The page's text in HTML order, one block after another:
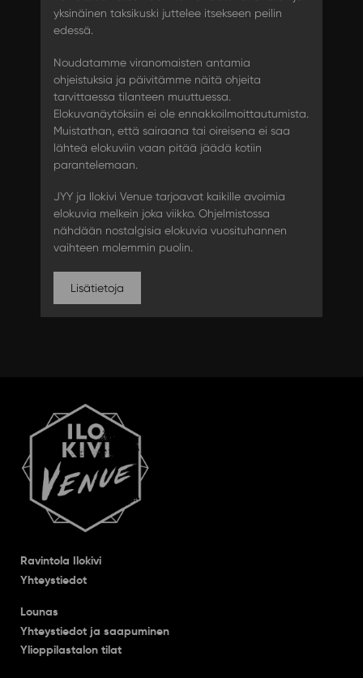
yksinäinen taksikuski juttelee itsekseen peilin
edessä.
Noudatamme viranomaisten antamia
ohjeistuksia ja päivitämme näitä ohjeita
tarvittaessa tilanteen muuttuessa.
Elokuvanäytöksiin ei ole ennakkoilmoittautumista.
Muistathan, että sairaana tai oireisena ei saa
lähteä elokuviin vaan pitää jäädä kotiin
parantelemaan.
JYY ja Ilokivi Venue tarjoavat kaikille avoimia
elokuvia melkein joka viikko. Ohjelmistossa
nähdään nostalgisia elokuvia vuosituhannen
vaihteen molemmin puolin.
Lisätietoja
Ravintola Ilokivi
Yhteystiedot
Lounas
Yhteystiedot ja saapuminen
Ylioppilastalon tilat